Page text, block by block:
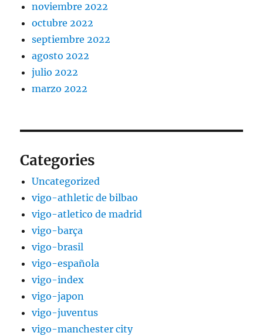
noviembre 2022
octubre 2022
septiembre 2022
agosto 2022
julio 2022
marzo 2022
Categories
Uncategorized
vigo-athletic de bilbao
vigo-atletico de madrid
vigo-barça
vigo-brasil
vigo-española
vigo-index
vigo-japon
vigo-juventus
vigo-manchester city